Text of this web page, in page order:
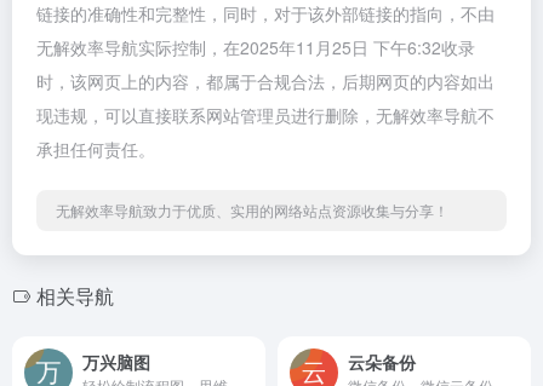
链接的准确性和完整性，同时，对于该外部链接的指向，不由
无解效率导航实际控制，在2025年11月25日 下午6:32收录
时，该网页上的内容，都属于合规合法，后期网页的内容如出
现违规，可以直接联系网站管理员进行删除，无解效率导航不
承担任何责任。
无解效率导航致力于优质、实用的网络站点资源收集与分享！
相关导航
万兴脑图 云朵备份